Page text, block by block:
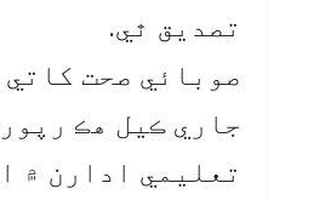
تصديق ٿي.
صوبائي صحت
جاري ڪيل هڪ
تعليمي ادارن ۾